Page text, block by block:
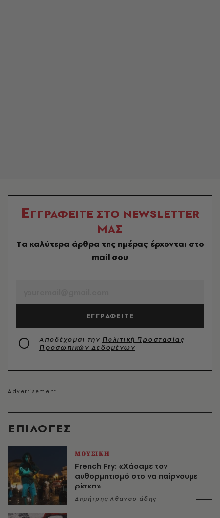
EΠΙΛΟΓΈΣ
ΜΟΥΣΙΚΗ
French Fry: «Χάσαμε τον
αυθορμητισμό στο να παίρνουμε
ρίσκα»
Δημήτρης Αθανασιάδης
ΕΓΓΡΑΦΕΙΤΕ ΣΤΟ NEWSLETTER
ΜΑΣ
Tα καλύτερα άρθρα της ημέρας έρχονται στο
mail σου
ΕΓΓΡΑΦΕΙΤΕ
Αποδέχομαι την Πολιτική Προστασίας
Προσωπικών Δεδομένων